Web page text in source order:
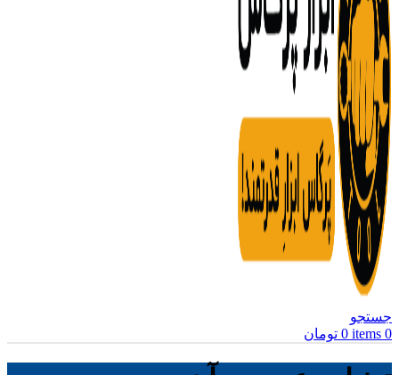
جستجو
0
items
0 تومان